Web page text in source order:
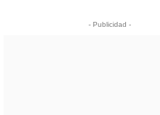
- Publicidad -